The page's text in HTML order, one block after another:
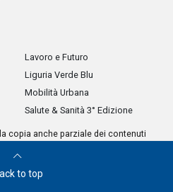
Lavoro e Futuro
Liguria Verde Blu
Mobilità Urbana
Salute & Sanità 3° Edizione
copia anche parziale dei contenuti
to top